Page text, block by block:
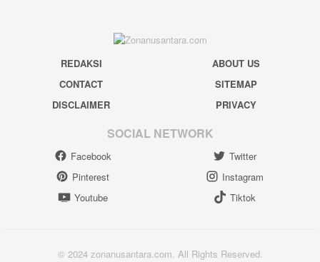
REDAKSI
ABOUT US
CONTACT
SITEMAP
DISCLAIMER
PRIVACY
SOCIAL NETWORK
Facebook
Twitter
Pinterest
Instagram
Youtube
Tiktok
© 2024 zonanusantara.com. All Rights Reserved.